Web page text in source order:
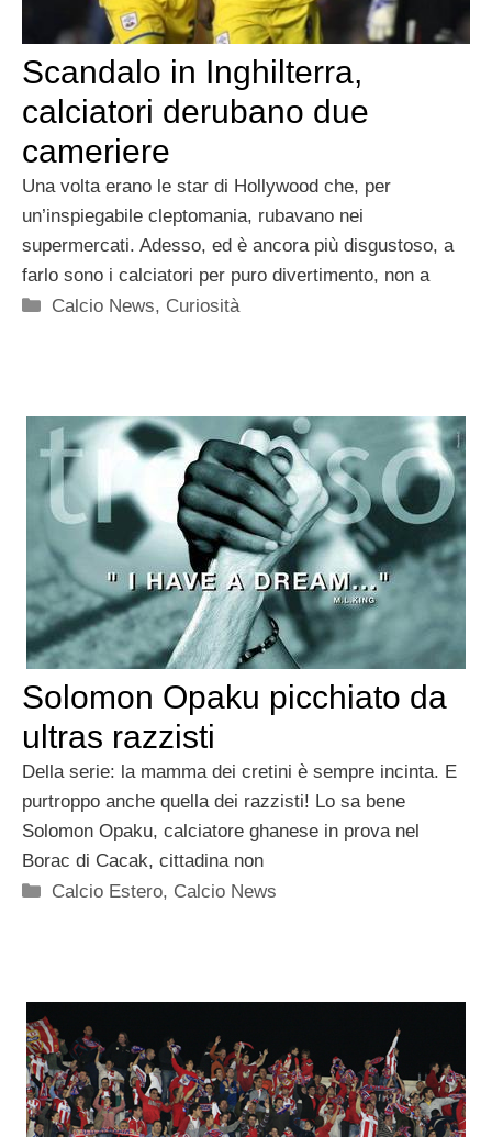
Scandalo in Inghilterra,
calciatori derubano due
cameriere
Una volta erano le star di Hollywood che, per
un’inspiegabile cleptomania, rubavano nei
supermercati. Adesso, ed è ancora più disgustoso, a
farlo sono i calciatori per puro divertimento, non a
Categorie
Calcio News, Curiosità
Solomon Opaku picchiato da
ultras razzisti
Della serie: la mamma dei cretini è sempre incinta. E
purtroppo anche quella dei razzisti! Lo sa bene
Solomon Opaku, calciatore ghanese in prova nel
Borac di Cacak, cittadina non
Categorie
Calcio Estero, Calcio News